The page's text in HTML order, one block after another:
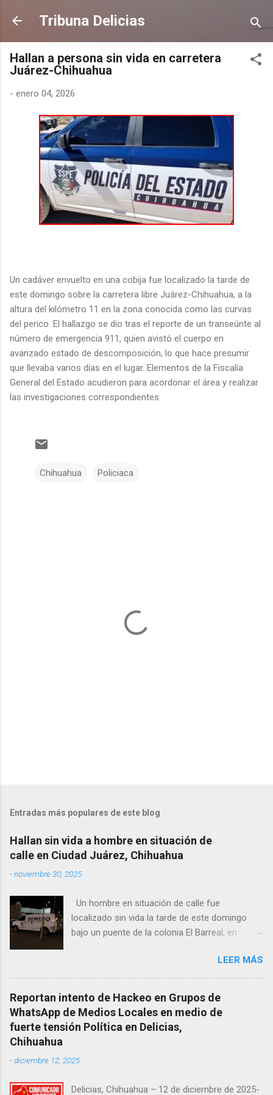
Ir al contenido principal
Tribuna Delicias
Hallan a persona sin vida en carretera
Juárez-Chihuahua
- enero 04, 2026
Un cadáver envuelto en una cobija fue localizado la tarde de
este domingo sobre la carretera libre Juárez-Chihuahua, a la
altura del kilómetro 11 en la zona conocida como las curvas
del perico. El hallazgo se dio tras el reporte de un transeúnte al
número de emergencia 911, quien avistó el cuerpo en
avanzado estado de descomposición, lo que hace presumir
que llevaba varios días en el lugar. Elementos de la Fiscalía
General del Estado acudieron para acordonar el área y realizar
las investigaciones correspondientes.
Chihuahua Policiaca
Entradas más populares de este blog
Hallan sin vida a hombre en situación de
calle en Ciudad Juárez, Chihuahua
-noviembre 30, 2025
Un hombre en situación de calle fue
localizado sin vida la tarde de este domingo
bajo un puente de la colonia El Barreal, en
de las calles 20 de Noviembre y Ramón Corona,
donde vecinos reportaron la presencia del
cuerpo. Elementos ministeriales y peritos de la
Fiscalía Zona Norte confirmaron que el
fallecido no presentaba huellas de violencia.
Habitantes de la zona señalaron que el hombre
desconocen su identidad.
LEER MÁS
Reportan intento de Hackeo en Grupos de
WhatsApp de Medios Locales en medio de
fuerte tensión Política en Delicias,
Chihuahua
-diciembre 12, 2025
Delicias, Chihuahua – 12 de diciembre de 2025-